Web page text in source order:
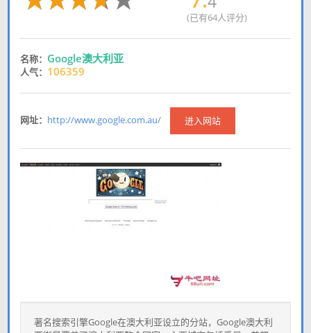
(已有64人评分)
名称： Google澳大利亚
人气： 106359
网址： http://www.google.com.au/ 进入网站
著名搜索引擎Google在澳大利亚设立的分站，Google澳大利